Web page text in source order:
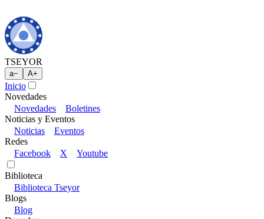
TSEYOR
a− A+
Inicio
Novedades
Novedades
Boletines
Noticias y Eventos
Noticias
Eventos
Redes
Facebook
X Youtube
Biblioteca
Biblioteca Tseyor
Blogs
Blog